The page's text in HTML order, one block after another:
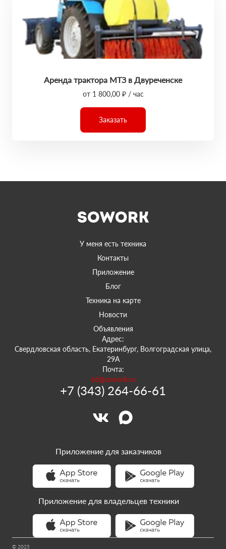
Аренда трактора МТЗ в Двуреченске
от 1 800,00 ₽ / час
Заказать
У меня есть техника
Контакты
Приложение
Блог
Техника на карте
Новости
Объявления
Адрес:
Свердловская область, Екатеринбург, Волгоградская улица,
29А
Почта:
66@sowork.ru
+7 (343) 264-66-61
© 2025
Приложение для заказчиков
Приложение для владельцев техники